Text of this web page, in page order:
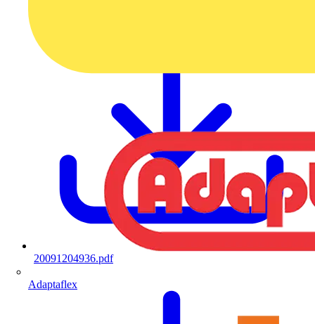
Adaptaflex
20091204936.pdf